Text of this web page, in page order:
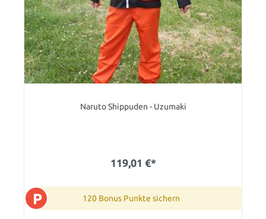
Naruto Shippuden - Uzumaki
119,01 €*
P 120 Bonus Punkte sichern